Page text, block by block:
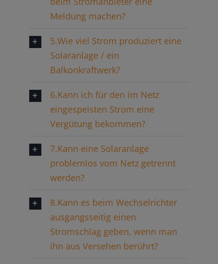
Meldung machen?
5.Wie viel Strom produziert eine
Solaranlage / ein
Balkonkraftwerk?
6.Kann ich für den im Netz
eingespeisten Strom eine
Vergütung bekommen?
7.Kann eine Solaranlage
problemlos vom Netz getrennt
werden?
8.Kann es beim Wechselrichter
ausgangsseitig einen
Stromschlag geben, wenn man
ihn aus Versehen berührt?